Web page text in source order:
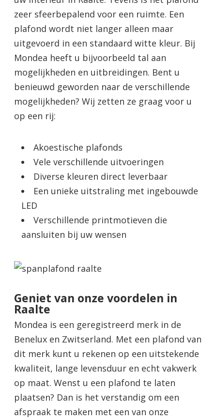
zeer sfeerbepalend voor een ruimte. Een
plafond wordt niet langer alleen maar
uitgevoerd in een standaard witte kleur. Bij
Mondea heeft u bijvoorbeeld tal aan
mogelijkheden en uitbreidingen. Bent u
benieuwd geworden naar de verschillende
mogelijkheden? Wij zetten ze graag voor u
op een rij:
Akoestische plafonds
Vele verschillende uitvoeringen
Diverse kleuren direct leverbaar
Een unieke uitstraling met ingebouwde
LED
Verschillende printmotieven die
aansluiten bij uw wensen
Geniet van onze voordelen in
Raalte
Mondea is een geregistreerd merk in de
Benelux en Zwitserland. Met een plafond van
dit merk kunt u rekenen op een uitstekende
kwaliteit, lange levensduur en echt vakwerk
op maat. Wenst u een plafond te laten
plaatsen? Dan is het verstandig om een
afspraak te maken met een van onze